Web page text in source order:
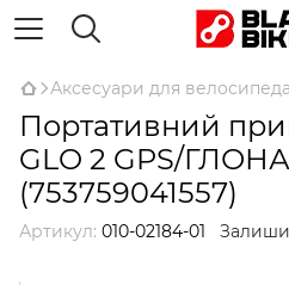
Аксесуари для велосипеда
Портативний
GLO 2 GPS/
(753759041557)
Артикул: 010-02184-01